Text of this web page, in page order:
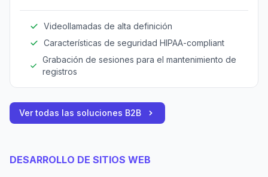
continuidad del cuidado.
Videollamadas de alta definición
Características de seguridad HIPAA-compliant
Grabación de sesiones para el mantenimiento de
registros
Ver todas las soluciones B2B
DESARROLLO DE SITIOS WEB